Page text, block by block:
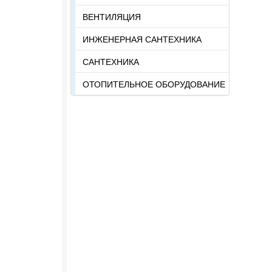
ВЕНТИЛЯЦИЯ
ИНЖЕНЕРНАЯ САНТЕХНИКА
САНТЕХНИКА
ОТОПИТЕЛЬНОЕ ОБОРУДОВАНИЕ